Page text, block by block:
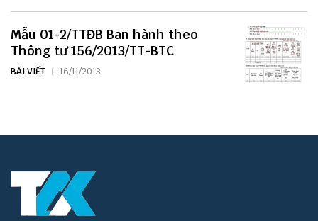
Mẫu 01-2/TTĐB Ban hành theo
Thông tư 156/2013/TT-BTC
BÀI VIẾT 16/11/2013